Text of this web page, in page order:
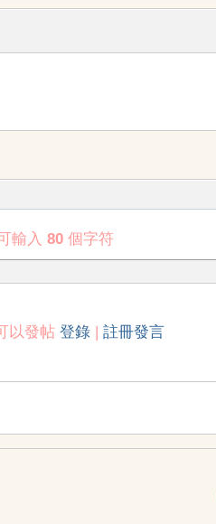
輸入 80個字符
以發帖 登錄 | 註冊發言